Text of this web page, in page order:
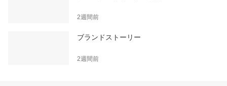
2週間前
ブランドストーリー
2週間前